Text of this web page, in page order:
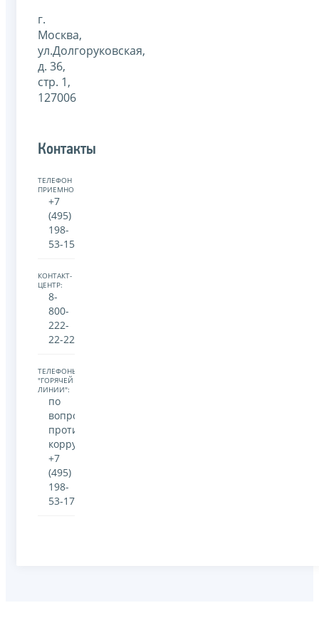
г.
Москва,
ул.Долгоруковская,
д. 36,
стр. 1,
127006
Контакты
ТЕЛЕФОН
ПРИЕМНОЙ:
+7
(495)
198-
53-15
КОНТАКТ-
ЦЕНТР:
8-
800-
222-
22-22
ТЕЛЕФОНЫ
"ГОРЯЧЕЙ
ЛИНИИ":
по
вопросам
противодействия
коррупции:
+7
(495)
198-
53-17